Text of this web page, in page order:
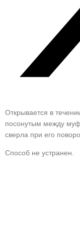
Открывается в
посонутым между
сверла при его
Способ не устранен.